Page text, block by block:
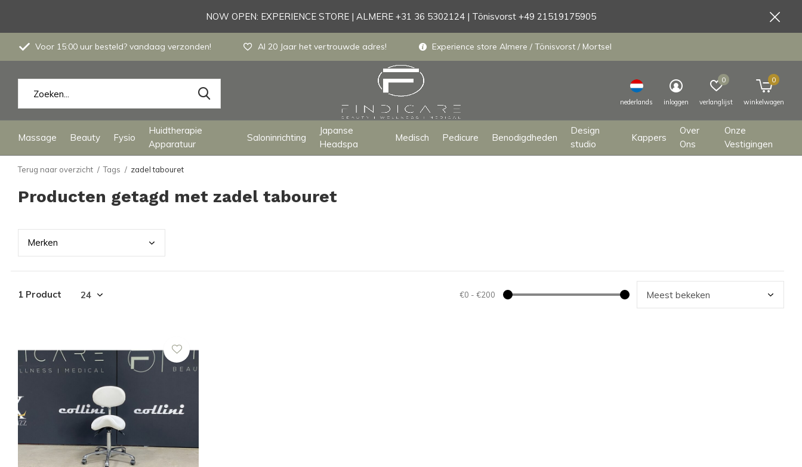
Massage Beauty Fysio
Huidtherapie
Apparatuur
Saloninrichting
Japanse
Headspa
Medisch Pedicure Benodigdheden
Design
studio
Kappers
Over
Ons
Onze
Vestigingen
nederlands inloggen verlanglijst
0
winkelwagen
0
Voor 15:00 uur besteld? vandaag verzonden! Al 20 Jaar het vertrouwde adres! Experience store Almere / Tönisvorst / Mortsel
NOW OPEN: EXPERIENCE STORE | ALMERE +31 36 5302124 | Tönisvorst +49 21519175905
Terug naar overzicht Tags zadel tabouret
Producten getagd met zadel tabouret
Merken
1 Product €0 - €200